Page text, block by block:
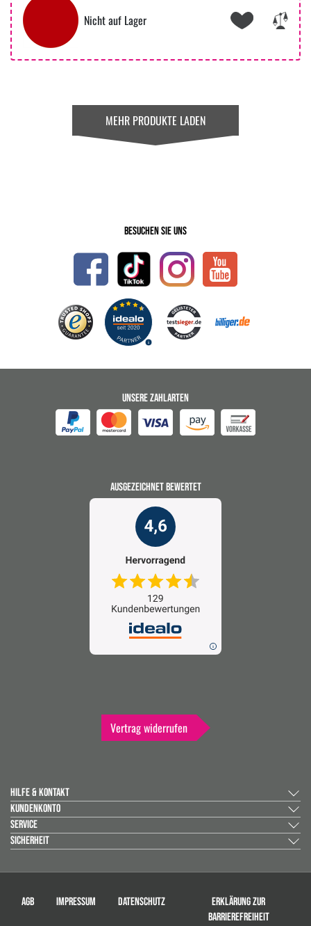
Nicht auf Lager
MEHR PRODUKTE LADEN
Besuchen Sie uns
UNSERE ZAHLARTEN
AUSGEZEICHNET BEWERTET
Vertrag widerrufen
HILFE & KONTAKT
KUNDENKONTO
SERVICE
SICHERHEIT
AGB IMPRESSUM DATENSCHUTZ
ERKLÄRUNG ZUR
BARRIEREFREIHEIT